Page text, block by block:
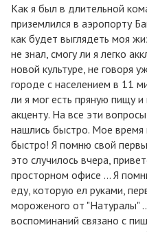
Как я был в длительной
приземлился в аэропорту
как будет выглядеть моя
не знал, cмогу ли я легко
новой культуре, не говоря
городе с населением в 11
ли я мог есть пряную пищу
акценту. На все эти
нашлись быстро. Мое
быстро! Я помню свой
это случилось вчера,
просторном офисе ... Я
еду, которую ел руками,
мороженого от "Натуралы"
воспоминаний связано с